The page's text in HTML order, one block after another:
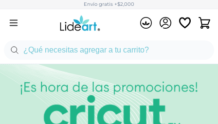
Envío gratis +$2,000